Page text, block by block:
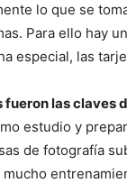
lo que se
Para ello hay
especial, las
fueron las claves
estudio y
de fotografía